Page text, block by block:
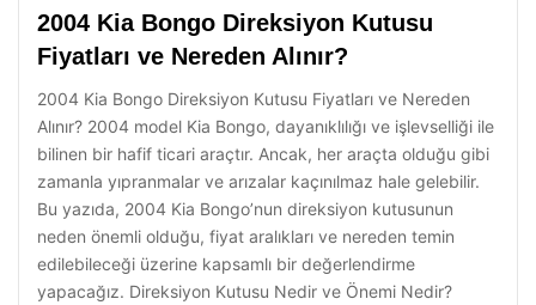
2004 Kia Bongo Direksiyon Kutusu
Fiyatları ve Nereden Alınır?
2004 Kia Bongo Direksiyon Kutusu Fiyatları ve Nereden
Alınır? 2004 model Kia Bongo, dayanıklılığı ve işlevselliği ile
bilinen bir hafif ticari araçtır. Ancak, her araçta olduğu gibi
zamanla yıpranmalar ve arızalar kaçınılmaz hale gelebilir.
Bu yazıda, 2004 Kia Bongo’nun direksiyon kutusunun
neden önemli olduğu, fiyat aralıkları ve nereden temin
edilebileceği üzerine kapsamlı bir değerlendirme
yapacağız. Direksiyon Kutusu Nedir ve Önemi Nedir?